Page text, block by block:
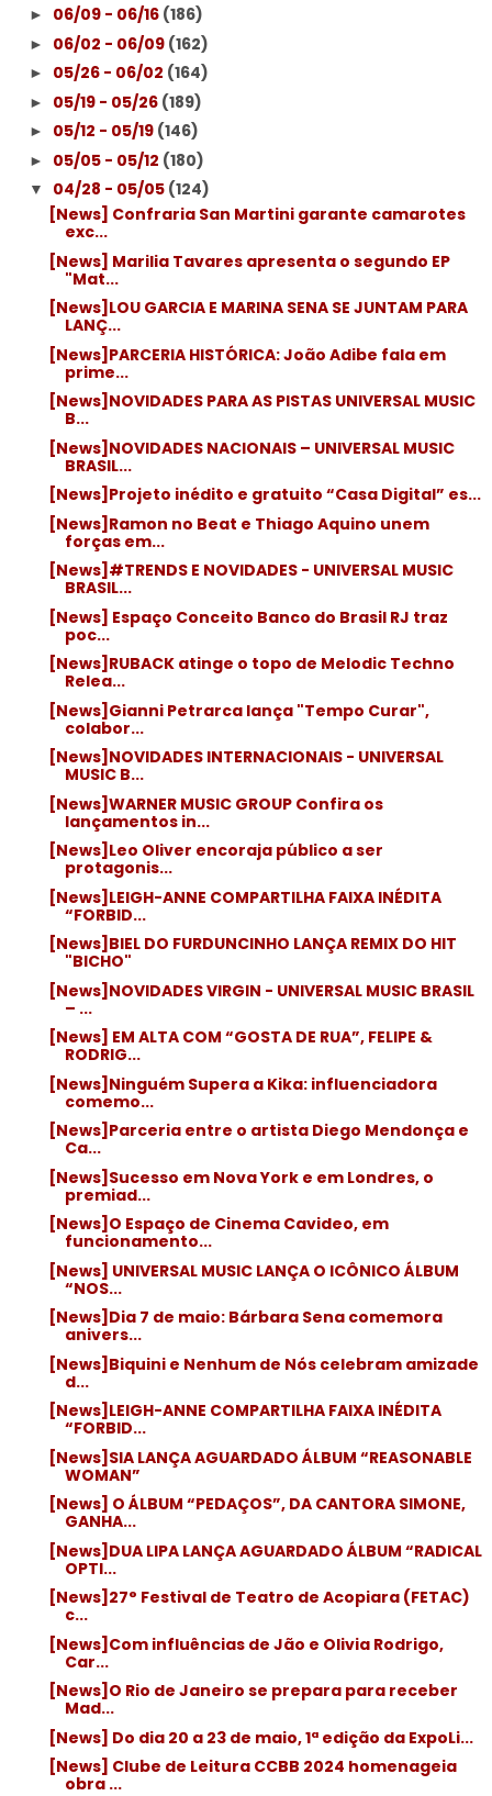
► 06/09 - 06/16 (186)
► 06/02 - 06/09 (162)
► 05/26 - 06/02 (164)
► 05/19 - 05/26 (189)
► 05/12 - 05/19 (146)
► 05/05 - 05/12 (180)
▼ 04/28 - 05/05 (124)
[News] Confraria San Martini garante camarotes
exc...
[News] Marilia Tavares apresenta o segundo EP
"Mat...
[News]LOU GARCIA E MARINA SENA SE JUNTAM PARA
LANÇ...
[News]PARCERIA HISTÓRICA: João Adibe fala em
prime...
[News]NOVIDADES PARA AS PISTAS UNIVERSAL MUSIC
B...
[News]NOVIDADES NACIONAIS – UNIVERSAL MUSIC
BRASIL...
[News]Projeto inédito e gratuito “Casa Digital” es...
[News]Ramon no Beat e Thiago Aquino unem
forças em...
[News]#TRENDS E NOVIDADES - UNIVERSAL MUSIC
BRASIL...
[News] Espaço Conceito Banco do Brasil RJ traz
poc...
[News]RUBACK atinge o topo de Melodic Techno
Relea...
[News]Gianni Petrarca lança "Tempo Curar",
colabor...
[News]NOVIDADES INTERNACIONAIS - UNIVERSAL
MUSIC B...
[News]WARNER MUSIC GROUP Confira os
lançamentos in...
[News]Leo Oliver encoraja público a ser
protagonis...
[News]LEIGH-ANNE COMPARTILHA FAIXA INÉDITA
“FORBID...
[News]BIEL DO FURDUNCINHO LANÇA REMIX DO HIT
"BICHO"
[News]NOVIDADES VIRGIN - UNIVERSAL MUSIC BRASIL
– ...
[News] EM ALTA COM “GOSTA DE RUA”, FELIPE &
RODRIG...
[News]Ninguém Supera a Kika: influenciadora
comemo...
[News]Parceria entre o artista Diego Mendonça e
Ca...
[News]Sucesso em Nova York e em Londres, o
premiad...
[News]O Espaço de Cinema Cavideo, em
funcionamento...
[News] UNIVERSAL MUSIC LANÇA O ICÔNICO ÁLBUM
“NOS...
[News]Dia 7 de maio: Bárbara Sena comemora
anivers...
[News]Biquini e Nenhum de Nós celebram amizade
d...
[News]LEIGH-ANNE COMPARTILHA FAIXA INÉDITA
“FORBID...
[News]SIA LANÇA AGUARDADO ÁLBUM “REASONABLE
WOMAN”
[News] O ÁLBUM “PEDAÇOS”, DA CANTORA SIMONE,
GANHA...
[News]DUA LIPA LANÇA AGUARDADO ÁLBUM “RADICAL
OPTI...
[News]27° Festival de Teatro de Acopiara (FETAC)
c...
[News]Com influências de Jão e Olivia Rodrigo,
Car...
[News]O Rio de Janeiro se prepara para receber
Mad...
[News] Do dia 20 a 23 de maio, 1ª edição da ExpoLi...
[News] Clube de Leitura CCBB 2024 homenageia
obra ...